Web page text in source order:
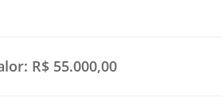
R$ 55.000,00